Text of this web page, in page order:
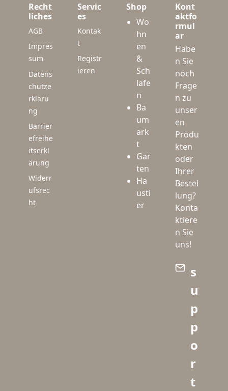
Recht
liches
AGB
Impres
sum
Datens
chutze
rkläru
ng
Barrier
efreihe
itserkl
ärung
Widerr
ufsrec
ht
Servic
es
Kontak
t
Registr
ieren
Shop
Wo
hn
en
&
Sch
lafe
n
Ba
um
ark
t
Gar
ten
Ha
usti
er
Kont
aktfo
rmul
ar
Habe
n Sie
noch
Frage
n zu
unser
en
Produ
kten
oder
Ihrer
Bestel
lung?
Konta
ktiere
n Sie
uns!
s
u
p
p
o
r
t